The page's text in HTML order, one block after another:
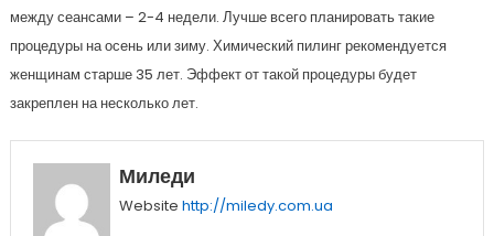
между сеансами – 2-4 недели. Лучше всего планировать такие
процедуры на осень или зиму. Химический пилинг рекомендуется
женщинам старше 35 лет. Эффект от такой процедуры будет
закреплен на несколько лет.
Миледи
Website http://miledy.com.ua